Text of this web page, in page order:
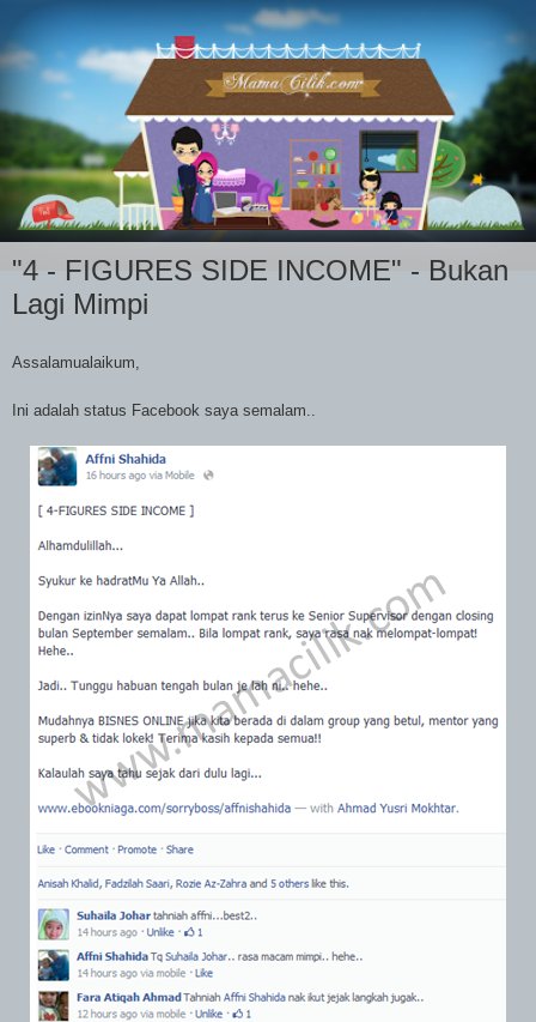
"4 - FIGURES SIDE INCOME" - Bukan
Lagi Mimpi
Assalamualaikum,
Ini adalah status Facebook saya semalam..